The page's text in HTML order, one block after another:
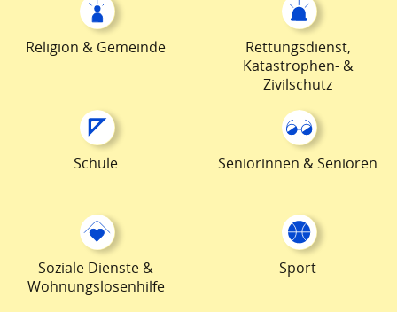
Religion & Gemeinde
Rettungsdienst,
Katastrophen- &
Zivilschutz
Schule Seniorinnen & Senioren
Soziale Dienste &
Wohnungslosenhilfe
Sport